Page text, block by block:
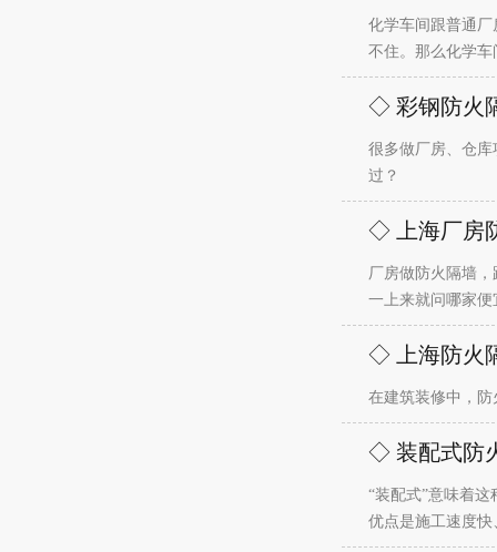
化学车间跟普通
不住。那么化学
◇ 彩钢防火
很多做厂房、仓
过？
◇ 上海厂房
厂房做防火隔墙
一上来就问哪家
◇ 上海防火
在建筑装修中，
◇ 装配式防
“装配式”意味着
优点是施工速度